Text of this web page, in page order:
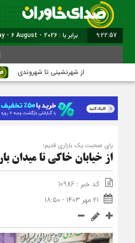
9:22:58 برابر با : Thursday - 6 August - 2026
از شهرنشینی تا شهروندی
پای صحبت یک بازاری قدیم؛
از خیابان خاکی تا میدان بار
کد خبر : 10986
۲۱ مهر ۱۴۰۳ - ۱۸:۵۰